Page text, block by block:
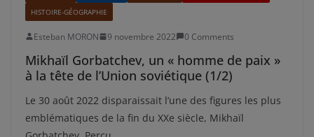
HISTOIRE-GÉOGRAPHIE
Esteban MORON 9 novembre 2022 0 Comments
Mikhaïl Gorbatchev, un « homme de paix »
à la tête de l’Union soviétique (1/2)
Le 30 août 2022 disparaissait l’une des figures les plus
emblématiques de la fin du XXe siècle, Mikhaïl